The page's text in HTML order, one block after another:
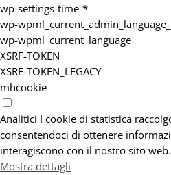
wp-settings-time-*
wp-
wp-wpml_current_language
XSRF-TOKEN
XSRF-TOKEN_LEGACY
mhcookie
Analitici I cookie di statistica
consentendoci di ottenere
interagiscono con il nostro sito web.
Mostra dettagli